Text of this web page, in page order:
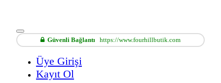
Güvenli Bağlantı https://www.fourhillbutik.com
Üye Girişi
Kayıt Ol